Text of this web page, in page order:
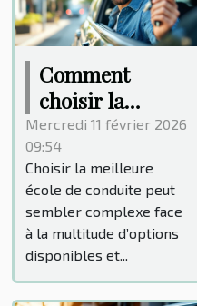
Comment
choisir la
meilleure école
de conduite
pour vos besoins
?
Mercredi 11 février 2026
09:54
Choisir la meilleure
école de conduite peut
sembler complexe face
à la multitude d’options
disponibles et...